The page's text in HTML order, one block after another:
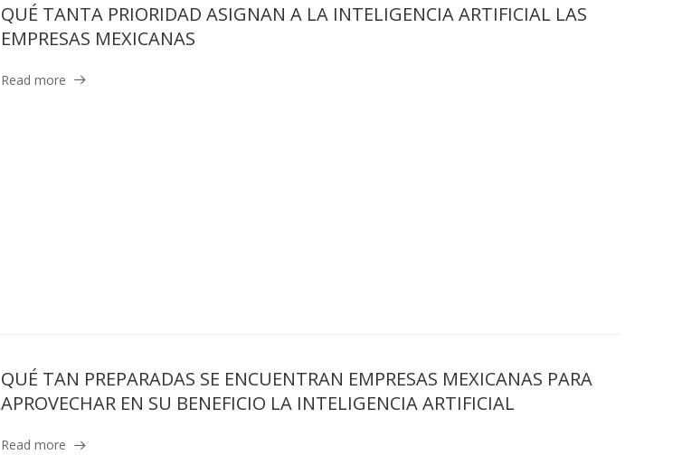
QUÉ TANTA PRIORIDAD ASIGNAN A LA INTELIGENCIA ARTIFICIAL LAS
EMPRESAS MEXICANAS
Read more
QUÉ TAN PREPARADAS SE ENCUENTRAN EMPRESAS MEXICANAS PARA
APROVECHAR EN SU BENEFICIO LA INTELIGENCIA ARTIFICIAL
Read more